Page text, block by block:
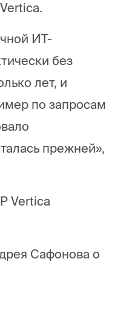
ИТ-
без
лет, и
по запросам
прежней»,
Vertica
Сафонова о